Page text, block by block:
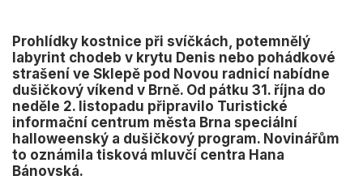
Prohlídky kostnice při svíčkách, potemnělý
labyrint chodeb v krytu Denis nebo pohádkové
strašení ve Sklepě pod Novou radnicí nabídne
dušičkový víkend v Brně. Od pátku 31. října do
neděle 2. listopadu připravilo Turistické
informační centrum města Brna speciální
halloweenský a dušičkový program. Novinářům
to oznámila tisková mluvčí centra Hana
Bánovská.